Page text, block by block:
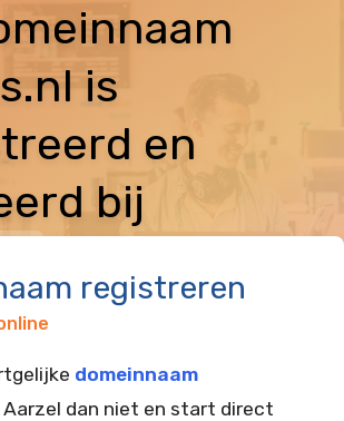
is
en
bij
registreren
domeinnaam
Aarzel dan niet en start direct